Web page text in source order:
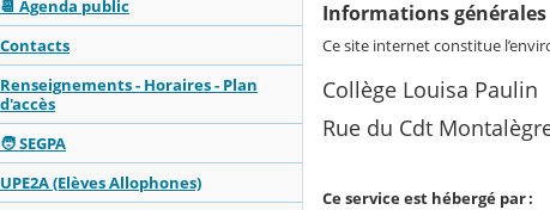
📆 Agenda public
Contacts
Renseignements - Horaires - Plan
d'accès
🧑 SEGPA
UPE2A (Elèves Allophones)
Informations générales
Ce site internet constitue
Collège Louisa Paulin
Rue du Cdt
Ce service est hébergé par :